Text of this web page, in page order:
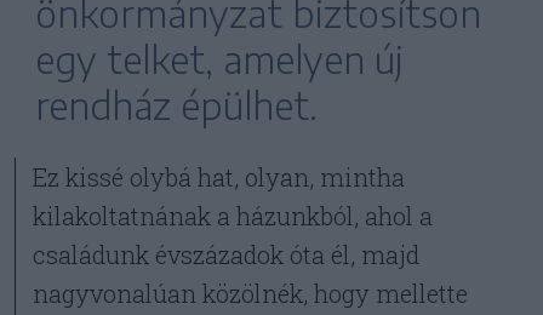
önkormányzat biztosítson
egy telket, amelyen új
rendház épülhet.
Ez kissé olybá hat, olyan, mintha
kilakoltatnának a házunkból, ahol a
családunk évszázadok óta él, majd
nagyvonalúan közölnék, hogy mellette